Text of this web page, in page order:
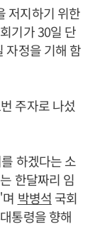
저지하기 위한
기가 30일 단
자정을 기해 함
주자로 나섰
하겠다는 소
한달짜리 임
박병석 국회
통령을 향해